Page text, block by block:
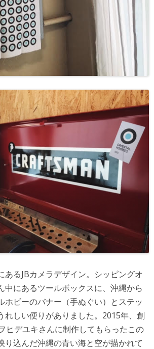
あるJBカメラデザイン。シッピングオ
中にあるツールボックスに、沖縄から
ホビーのバナー（手ぬぐい）とステッ
れしい便りがありました。2015年、創
ヒデユキさんに制作してもらったこの
り込んだ沖縄の青い海と空が描かれて